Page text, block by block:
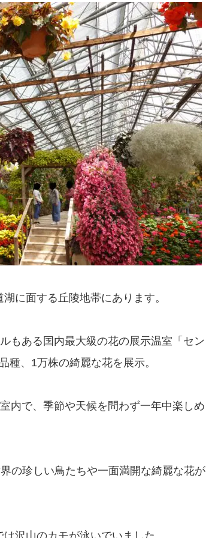
に面する丘陵地帯にあります。
もある国内最大級の花の展示温室「セン
種、1万株の綺麗な花を展示。
内で、季節や天候を問わず一年中楽しめ
の珍しい鳥たちや一面満開な綺麗な花が